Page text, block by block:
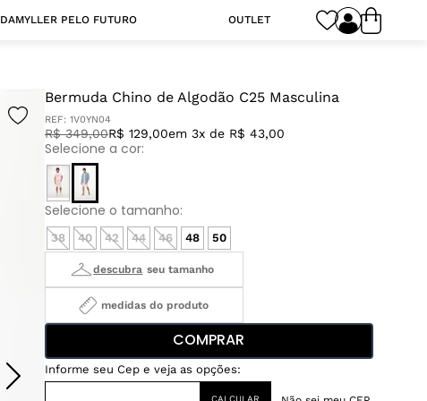
DAMYLLER PELO FUTURO OUTLET
Bermuda Chino de Algodão C25 Masculina
REF: 1V0YN04
R$ 349,00R$ 129,00em 3x de R$ 43,00
38 40 42 44 46 48 50
medidas do produto
COMPRAR